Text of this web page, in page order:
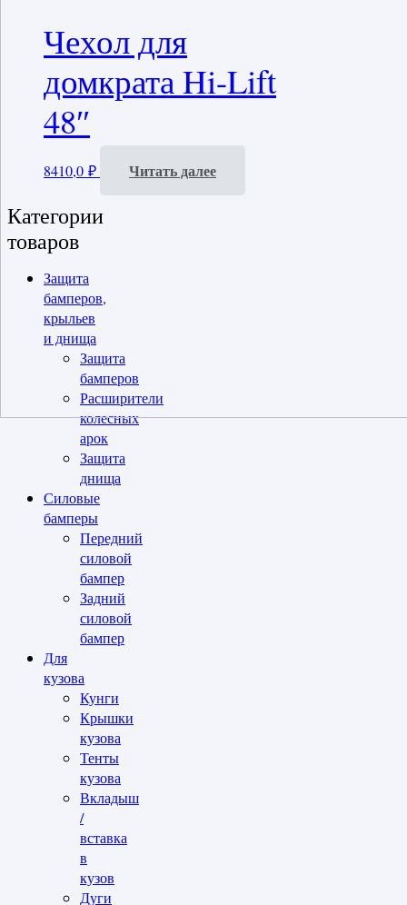
Чехол для
домкрата Hi-Lift
48″
8410,0 ₽ Читать далее
Категории
товаров
Защита
бамперов,
крыльев
и днища
Защита
бамперов
Расширители
колесных
арок
Защита
днища
Силовые
бамперы
Передний
силовой
бампер
Задний
силовой
бампер
Для
кузова
Кунги
Крышки
кузова
Тенты
кузова
Вкладыш
/
вставка
в
кузов
Дуги